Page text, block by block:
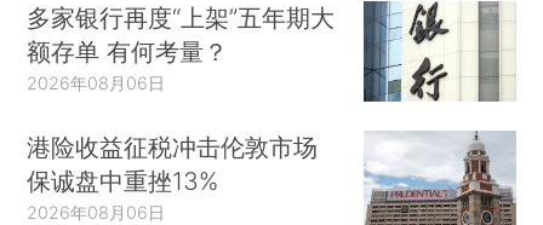
多家银行再度“上架”五年期大
额存单 有何考量？
2026年08月06日
港险收益征税冲击伦敦市场
保诚盘中重挫13%
2026年08月06日